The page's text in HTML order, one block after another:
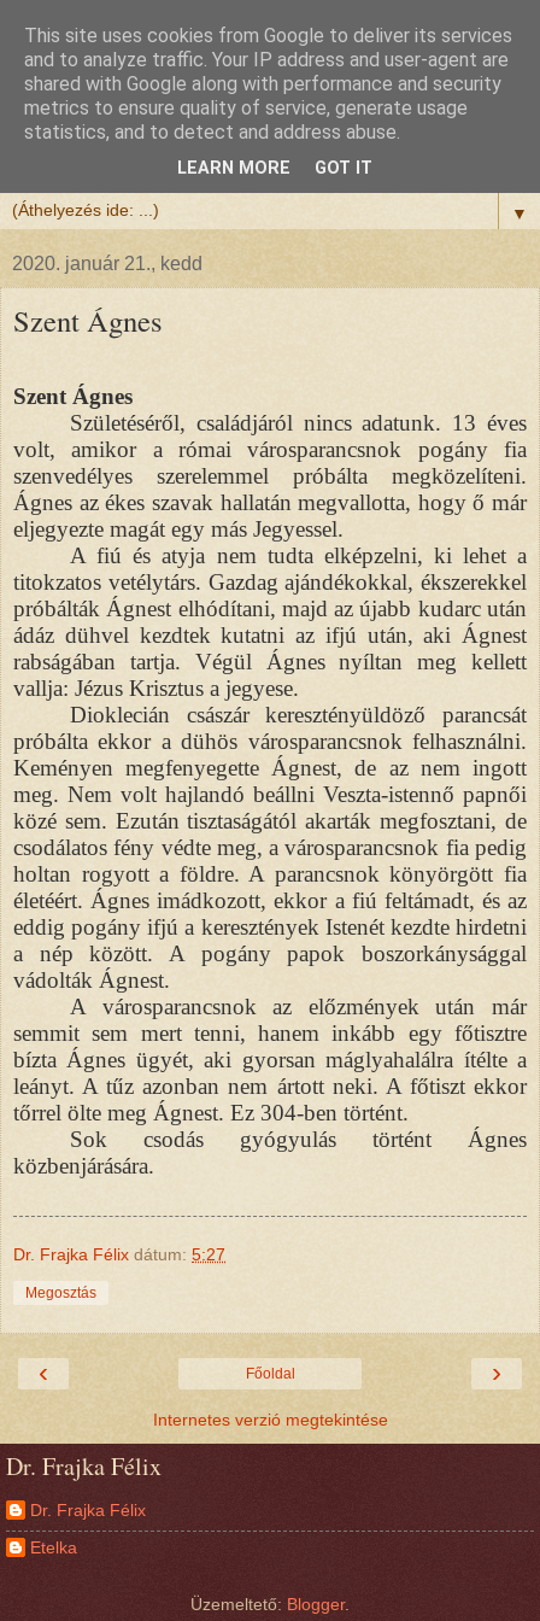
Félix atya
Szeretettel köszöntöm a honlapomra ellátogatót.
▼
2020. január 21., kedd
Szent Ágnes
Szent Ágnes
Születéséről, családjáról nincs adatunk. 13 éves
volt, amikor a római városparancsnok pogány fia
szenvedélyes szerelemmel próbálta megközelíteni.
Ágnes az ékes szavak hallatán megvallotta, hogy ő már
eljegyezte magát egy más Jegyessel.
A fiú és atyja nem tudta elképzelni, ki lehet a
titokzatos vetélytárs. Gazdag ajándékokkal, ékszerekkel
próbálták Ágnest elhódítani, majd az újabb kudarc után
ádáz dühvel kezdtek kutatni az ifjú után, aki Ágnest
rabságában tartja. Végül Ágnes nyíltan meg kellett
vallja: Jézus Krisztus a jegyese.
Dioklecián császár keresztényüldöző parancsát
próbálta ekkor a dühös városparancsnok felhasználni.
Keményen megfenyegette Ágnest, de az nem ingott
meg. Nem volt hajlandó beállni Veszta-istennő papnői
közé sem. Ezután tisztaságától akarták megfosztani, de
csodálatos fény védte meg, a városparancsnok fia pedig
holtan rogyott a földre. A parancsnok könyörgött fia
életéért. Ágnes imádkozott, ekkor a fiú feltámadt, és az
eddig pogány ifjú a keresztények Istenét kezdte hirdetni
a nép között. A pogány papok boszorkánysággal
vádolták Ágnest.
A városparancsnok az előzmények után már
semmit sem mert tenni, hanem inkább egy főtisztre
bízta Ágnes ügyét, aki gyorsan máglyahalálra ítélte a
leányt. A tűz azonban nem ártott neki. A főtiszt ekkor
tőrrel ölte meg Ágnest. Ez 304-ben történt.
Sok csodás gyógyulás történt Ágnes
közbenjárására.
Dr. Frajka Félix dátum: 5:27
Megosztás
‹ ›
Főoldal
Internetes verzió megtekintése
Dr. Frajka Félix
Dr. Frajka Félix
Etelka
Üzemeltető: Blogger.
This site uses cookies from Google to deliver its services
and to analyze traffic. Your IP address and user-agent are
shared with Google along with performance and security
metrics to ensure quality of service, generate usage
statistics, and to detect and address abuse.
LEARN MORE GOT IT